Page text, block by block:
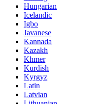
Hungarian
Icelandic
Igbo
Javanese
Kannada
Kazakh
Khmer
Kurdish
Kyrgyz
Latin
Latvian